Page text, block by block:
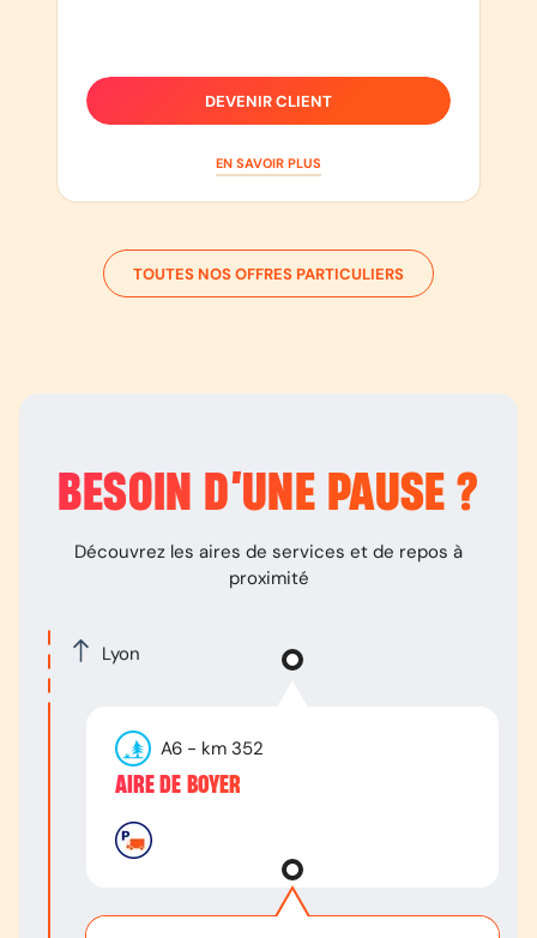
DEVENIR CLIENT
EN SAVOIR PLUS
TOUTES NOS OFFRES PARTICULIERS
BESOIN D’UNE PAUSE ?
Découvrez les aires de services et de repos à
proximité
Lyon
A6 - km 352
AIRE DE BOYER